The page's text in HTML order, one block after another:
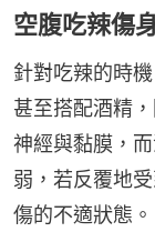
空腹吃辣傷
針對吃辣的時
甚至搭配酒精
神經與黏膜，
弱，若反覆地
傷的不適狀態。